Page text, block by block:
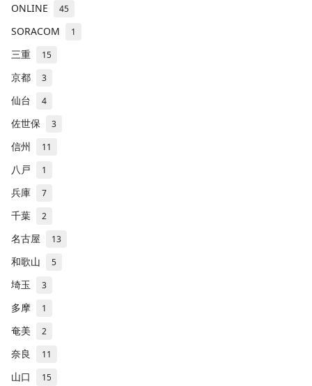
ONLINE 45
SORACOM 1
三重 15
京都 3
仙台 4
佐世保 3
信州 11
八戸 1
兵庫 7
千葉 2
名古屋 13
和歌山 5
埼玉 3
多摩 1
奄美 2
奈良 11
山口 15